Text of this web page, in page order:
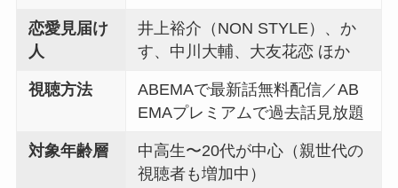
恋愛見届け
人
井上裕介（NON STYLE）、か
す、中川大輔、大友花恋 ほか
視聴方法
ABEMAで最新話無料配信／AB
EMAプレミアムで過去話見放題
対象年齢層
中高生〜20代が中心（親世代の
視聴者も増加中）